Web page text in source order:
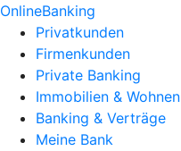
OnlineBanking
Privatkunden
Firmenkunden
Private Banking
Immobilien & Wohnen
Banking & Verträge
Meine Bank